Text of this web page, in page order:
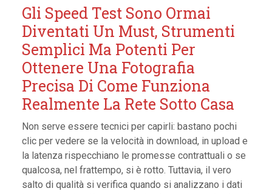
Gli Speed Test Sono Ormai
Diventati Un Must, Strumenti
Semplici Ma Potenti Per
Ottenere Una Fotografia
Precisa Di Come Funziona
Realmente La Rete Sotto Casa
Non serve essere tecnici per capirli: bastano pochi
clic per vedere se la velocità in download, in upload e
la latenza rispecchiano le promesse contrattuali o se
qualcosa, nel frattempo, si è rotto. Tuttavia, il vero
salto di qualità si verifica quando si analizzano i dati